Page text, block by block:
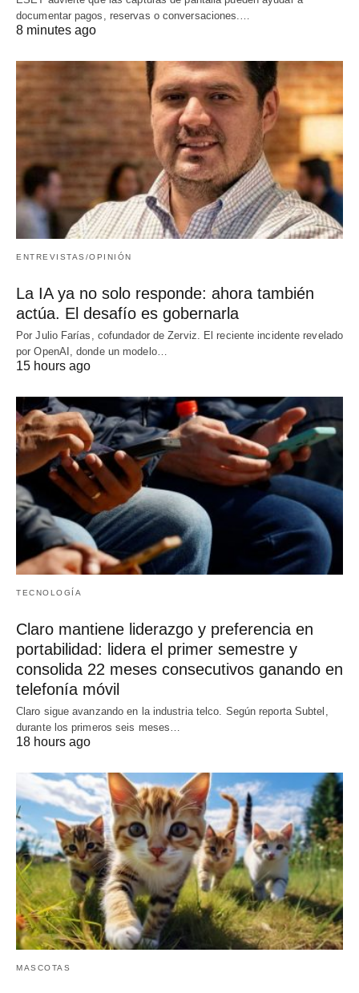
documentar pagos, reservas o conversaciones.…
8 minutes ago
ENTREVISTAS/OPINIÓN
La IA ya no solo responde: ahora también
actúa. El desafío es gobernarla
Por Julio Farías, cofundador de Zerviz. El reciente incidente revelado
por OpenAI, donde un modelo…
15 hours ago
TECNOLOGÍA
Claro mantiene liderazgo y preferencia en
portabilidad: lidera el primer semestre y
consolida 22 meses consecutivos ganando en
telefonía móvil
Claro sigue avanzando en la industria telco. Según reporta Subtel,
durante los primeros seis meses…
18 hours ago
MASCOTAS